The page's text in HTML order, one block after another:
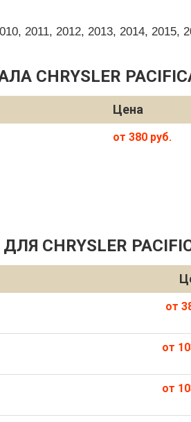
2011, 2012, 2013, 2014, 2015,
CHRYSLER
Цена
от 380 руб.
CHRYSLER
от
от
от